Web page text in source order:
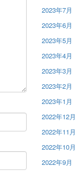
2023年7月
2023年6月
2023年5月
2023年4月
2023年3月
2023年2月
2023年1月
2022年12月
2022年11月
2022年10月
2022年9月